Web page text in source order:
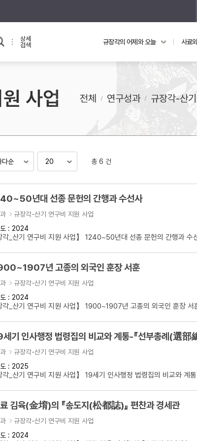
교과 연동 자료 의궤와 지리지
지리지 이야기
상세
검색
설명
는 “정약용”이 포함된 자료를 검색
나온 후 “정약용”이 나오지 않는 자
규장각의 어제와 오늘 사료
사업 전체 연구성과 규장각-산
총 6 건
년대 선종 문헌의 간행과 수선사
규장각-산기 연구비 지원 사업
도 : 2024
각_산기 연구비 지원 사업】 1240~50년대 선종 문헌의 간행과
년 고종의 외국인 훈장 서훈
규장각-산기 연구비 지원 사업
도 : 2024
각_산기 연구비 지원 사업】 1900~1907년 고종의 외국인 훈장
기 인사행정 법령집의 비교와 계통-『선부총례(選部
규장각-산기 연구비 지원 사업
도 : 2025
각_산기 연구비 지원 사업】 19세기 인사행정 법령집의 비교와 계
김육(金堉)의 『송도지(松都誌)』 편찬과 경세관
규장각-산기 연구비 지원 사업
도 : 2024